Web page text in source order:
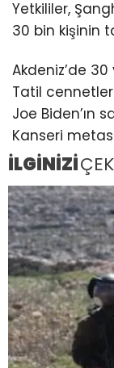
Yetkililer,
30 bin kişinin
Akdeniz’de 30
Tatil
Joe Biden’ın
Kanseri
İLGİNİZİ